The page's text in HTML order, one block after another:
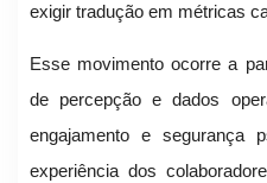
exigir tradução em métricas
Esse movimento ocorre a
de percepção e dados
engajamento e segurança
experiência dos